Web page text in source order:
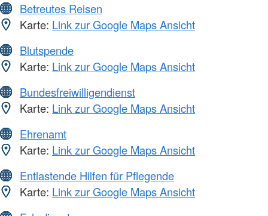
Betreutes Reisen
Karte: Link zur Google Maps Ansicht
Blutspende
Karte: Link zur Google Maps Ansicht
Bundesfreiwilligendienst
Karte: Link zur Google Maps Ansicht
Ehrenamt
Karte: Link zur Google Maps Ansicht
Entlastende Hilfen für Pflegende
Karte: Link zur Google Maps Ansicht